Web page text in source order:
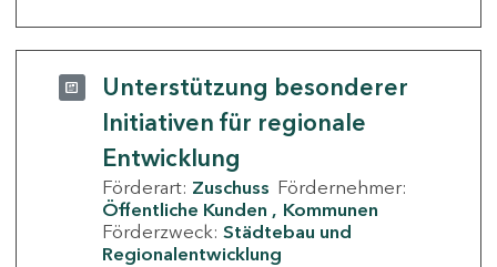
Unterstützung besonderer
Initiativen für regionale
Entwicklung
Förderart: Zuschuss Fördernehmer:
Öffentliche Kunden
Kommunen
Förderzweck: Städtebau und
Regionalentwicklung